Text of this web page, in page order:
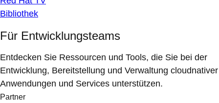
Bibliothek
Für Entwicklungsteams
Entdecken Sie Ressourcen und Tools, die Sie bei der
Entwicklung, Bereitstellung und Verwaltung cloudnativer
Anwendungen und Services unterstützen.
Partner